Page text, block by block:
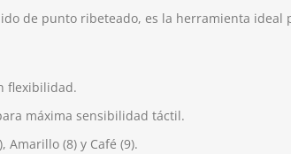
de punto ribeteado, es la herramienta
flexibilidad.
máxima sensibilidad táctil.
Amarillo (8) y Café (9).